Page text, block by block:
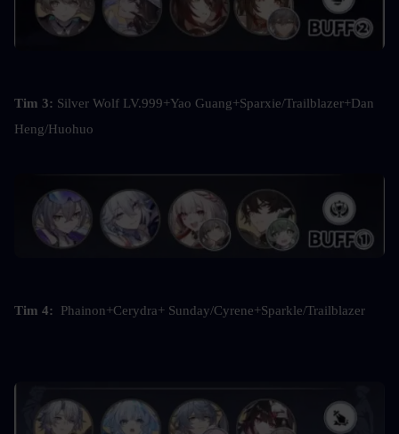
Tim 3: Silver Wolf LV.999+Yao Guang+Sparxie/Trailblazer+Dan
Heng/Huohuo
Tim 4: Phainon+Cerydra+ Sunday/Cyrene+Sparkle/Trailblazer